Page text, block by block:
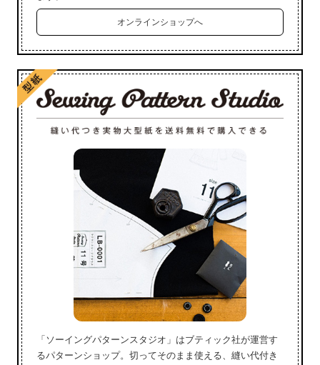
オンラインショップへ
「ソーイングパターンスタジオ」はブティック社が運営す
るパターンショップ。切ってそのまま使える、縫い代付き